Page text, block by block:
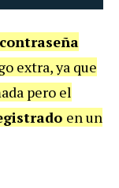
extra, ya que
pero el
en un